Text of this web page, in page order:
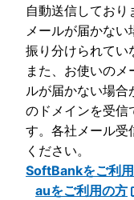
自動送信しており
メールが届かな
振り分けられてい
また、お使いの
ルが届かない場合
のドメインを受信
す。各社メール受
ください。
SoftBankをご利
auをご利用の方